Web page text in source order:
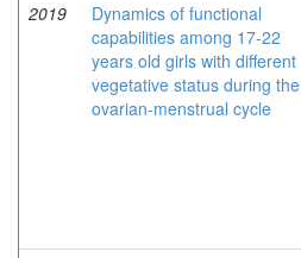
2019
Dynamics of functional
capabilities among 17-22
years old girls with different
vegetative status during the
ovarian-menstrual cycle